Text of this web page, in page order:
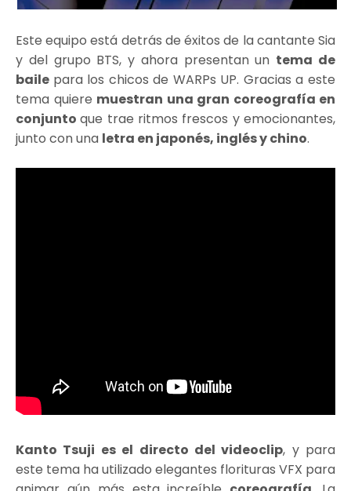
Este equipo está detrás de éxitos de la cantante Sia
y del grupo BTS, y ahora presentan un tema de
baile para los chicos de WARPs UP. Gracias a este
tema quiere muestran una gran coreografía en
conjuntoque trae ritmos frescos y emocionantes,
junto con una letra en japonés, inglés y chino.
Kanto Tsuji es el directo del videoclip, y para
este tema ha utilizado elegantes florituras VFX para